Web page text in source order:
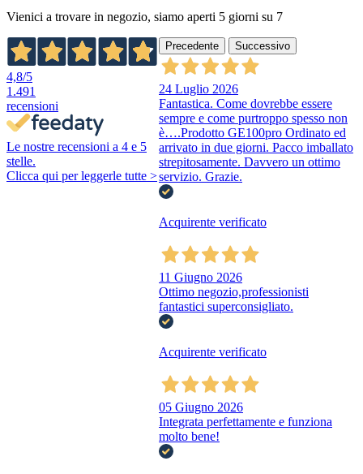
Vienici a trovare in negozio, siamo aperti 5 giorni su 7
4,8/5
1.491
recensioni
Le nostre recensioni a 4 e 5
stelle.
Clicca qui per leggerle tutte >
Precedente Successivo
24 Luglio 2026
Fantastica. Come dovrebbe essere
sempre e come purtroppo spesso non
è….Prodotto GE100pro Ordinato ed
arrivato in due giorni. Pacco imballato
strepitosamente. Davvero un ottimo
servizio. Grazie.
Acquirente verificato
11 Giugno 2026
Ottimo negozio,professionisti
fantastici superconsigliato.
Acquirente verificato
05 Giugno 2026
Integrata perfettamente e funziona
molto bene!